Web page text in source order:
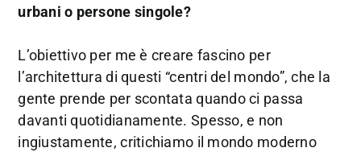
urbani o persone singole?
L’obiettivo per me è creare fascino per
l’architettura di questi “centri del mondo”, che la
gente prende per scontata quando ci passa
davanti quotidianamente. Spesso, e non
ingiustamente, critichiamo il mondo moderno